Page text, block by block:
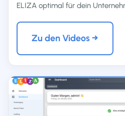
ELIZA optimal für dein
Zu den Videos →